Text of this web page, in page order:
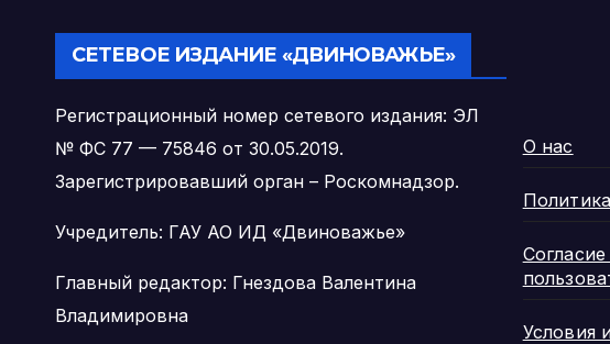
государственной
поддержки
педагогических
работников
участников
СЕТЕВОЕ ИЗДАНИЕ «ДВИНОВАЖЬЕ»
Регистрационный номер сетевого издания: ЭЛ
№ ФС 77 — 75846 от 30.05.2019.
Зарегистрировавший орган – Роскомнадзор.
Учредитель: ГАУ АО ИД «Двиноважье»
Главный редактор: Гнездова Валентина
Владимировна
О нас
Условия